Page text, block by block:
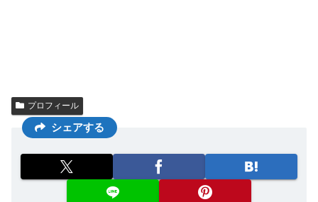
プロフィール
シェアする